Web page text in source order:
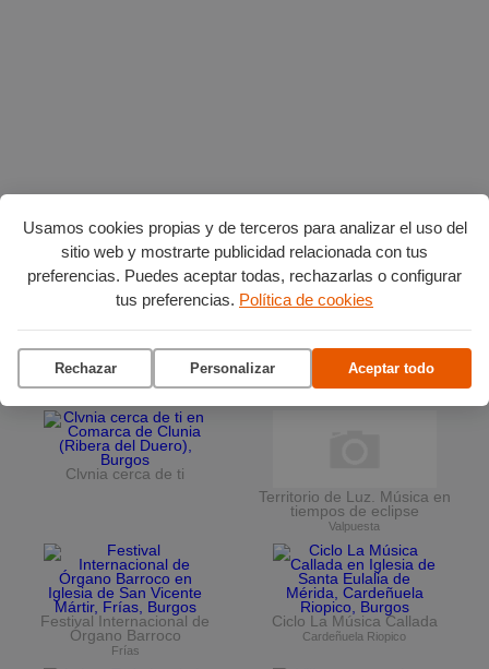
Usamos cookies propias y de terceros para analizar el uso del
sitio web y mostrarte publicidad relacionada con tus
preferencias. Puedes aceptar todas, rechazarlas o configurar
tus preferencias. Política de cookies
Rechazar Personalizar Aceptar todo
Planes en agostopor Burgos
Ciclo de conciertos en el
Museo del Retablo
La terraza del Andén
Clvnia cerca de ti
Territorio de Luz. Música en
tiempos de eclipse
Valpuesta
Festival Internacional de
Órgano Barroco
Frías
Ciclo La Música Callada
Cardeñuela Riopico